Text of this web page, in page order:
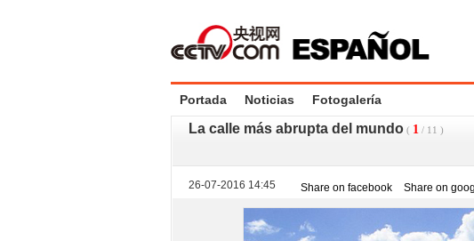
Portada Noticias Fotogalería
La calle más abrupta del mundo ( 1 / 11 )
26-07-2016 14:45 Share on facebook Share on